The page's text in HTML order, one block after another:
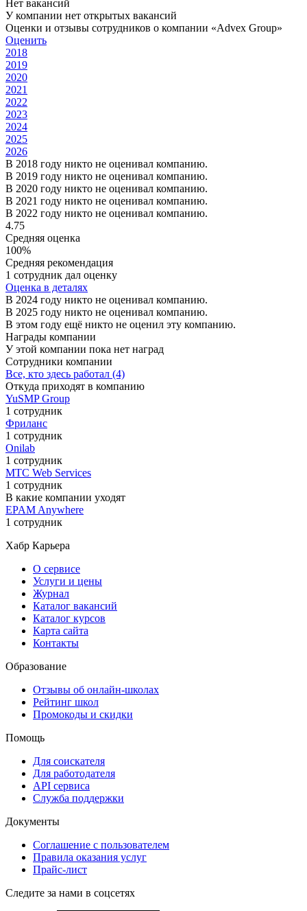
Нет вакансий
У компании нет открытых вакансий
Оценки и отзывы сотрудников о компании «Advex Group»
Оценить
2018
2019
2020
2021
2022
2023
2024
2025
2026
В 2018 году никто не оценивал компанию.
В 2019 году никто не оценивал компанию.
В 2020 году никто не оценивал компанию.
В 2021 году никто не оценивал компанию.
В 2022 году никто не оценивал компанию.
4.75
Средняя оценка
100%
Средняя рекомендация
1 сотрудник дал оценку
Оценка в деталях
В 2024 году никто не оценивал компанию.
В 2025 году никто не оценивал компанию.
В этом году ещё никто не оценил эту компанию.
Награды компании
У этой компании пока нет наград
Сотрудники компании
Все, кто здесь работал (4)
Откуда приходят в компанию
YuSMP Group
1 сотрудник
Фриланс
1 сотрудник
Onilab
1 сотрудник
МТС Web Services
1 сотрудник
В какие компании уходят
EPAM Anywhere
1 сотрудник
Хабр Карьера
О сервисе
Услуги и цены
Журнал
Каталог вакансий
Каталог курсов
Карта сайта
Контакты
Образование
Отзывы об онлайн-школах
Рейтинг школ
Промокоды и скидки
Помощь
Для соискателя
Для работодателя
API сервиса
Служба поддержки
Документы
Соглашение с пользователем
Правила оказания услуг
Прайс-лист
Следите за нами в соцсетях